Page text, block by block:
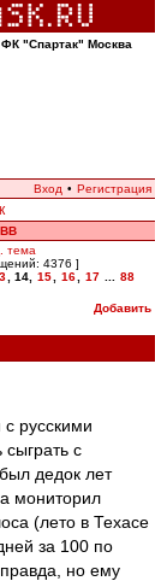
"Спартак" Москва
Вход • Регистрация
ВВ
тема
4376 ]
14, 15 16 17
88
Добавить
с русскими
с
дедок лет
мониторил
(лето в Техасе
за 100 по
но ему